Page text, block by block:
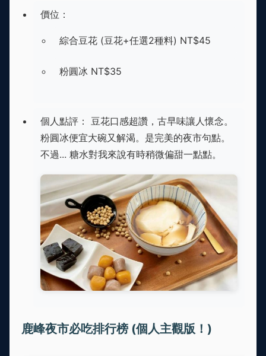
價位：
綜合豆花 (豆花+任選2種料) NT$45
粉圓冰 NT$35
個人點評： 豆花口感超讚，古早味讓人懷念。
粉圓冰便宜大碗又解渴。是完美的夜市句點。
不過... 糖水對我來說有時稍微偏甜一點點。
鹿峰夜市必吃排行榜 (個人主觀版！)